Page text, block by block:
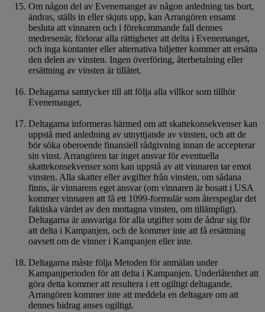
Om någon del av Evenemanget av någon anledning tas bort,
ändras, ställs in eller skjuts upp, kan Arrangören ensamt
besluta att vinnaren och i förekommande fall dennes
medresenär, förlorar alla rättigheter att delta i Evenemanget,
och inga kontanter eller alternativa biljetter kommer att ersätta
den delen av vinsten. Ingen överföring, återbetalning eller
ersättning av vinsten är tillåtet.
Deltagarna samtycker till att följa alla villkor som tillhör
Evenemanget.
Deltagarna informeras härmed om att skattekonsekvenser kan
uppstå med anledning av utnyttjande av vinsten, och att de
bör söka oberoende finansiell rådgivning innan de accepterar
sin vinst. Arrangören tar inget ansvar för eventuella
skattekonsekvenser som kan uppstå av att vinnaren tar emot
vinsten. Alla skatter eller avgifter från vinsten, om sådana
finns, är vinnarens eget ansvar (om vinnaren är bosatt i USA
kommer vinnaren att få ett 1099-formulär som återspeglar det
faktiska värdet av den mottagna vinsten, om tillämpligt).
Deltagarna är ansvariga för alla utgifter som de ådrar sig för
att delta i Kampanjen, och de kommer inte att få ersättning
oavsett om de vinner i Kampanjen eller inte.
Deltagarna måste följa Metoden för anmälan under
Kampanjperioden för att delta i Kampanjen. Underlåtenhet att
göra detta kommer att resultera i ett ogiltigt deltagande.
Arrangören kommer inte att meddela en deltagare om att
dennes bidrag anses ogiltigt.